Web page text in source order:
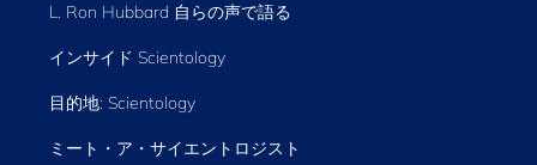
L. Ron Hubbard 自らの声で語る
インサイド Scientology
目的地: Scientology
ミート・ア・サイエントロジスト